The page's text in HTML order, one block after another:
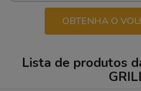
OBTENHA O
Lista de produtos